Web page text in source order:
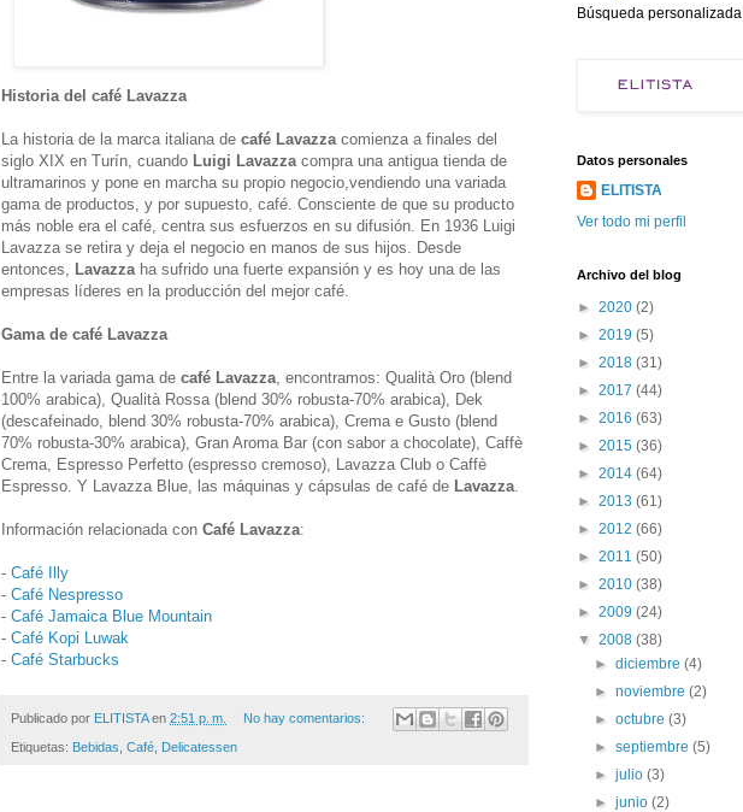
Historia del café Lavazza
La historia de la marca italiana de café Lavazza comienza a finales del
siglo XIX en Turín, cuando Luigi Lavazza compra una antigua tienda de
ultramarinos y pone en marcha su propio negocio,vendiendo una variada
gama de productos, y por supuesto, café. Consciente de que su producto
más noble era el café, centra sus esfuerzos en su difusión. En 1936 Luigi
Lavazza se retira y deja el negocio en manos de sus hijos. Desde
entonces, Lavazza ha sufrido una fuerte expansión y es hoy una de las
empresas líderes en la producción del mejor café.
Gama de café Lavazza
Entre la variada gama de café Lavazza , encontramos: Qualità Oro (blend
100% arabica), Qualità Rossa (blend 30% robusta-70% arabica), Dek
(descafeinado, blend 30% robusta-70% arabica), Crema e Gusto (blend
70% robusta-30% arabica), Gran Aroma Bar (con sabor a chocolate), Caffè
Crema, Espresso Perfetto (espresso cremoso), Lavazza Club o Caffè
Espresso. Y Lavazza Blue, las máquinas y cápsulas de café de Lavazza
Información relacionada con Café Lavazza:
- Café Illy
- Café Nespresso
- Café Jamaica Blue Mountain
- Café Kopi Luwak
- Café Starbucks
Publicado por ELITISTA en 2:51 p. m. No hay comentarios:
Etiquetas: Bebidas Café Delicatessen
Búsqueda personalizada
Datos personales
ELITISTA
Ver todo mi perfil
Archivo del blog
► 2020 (2)
► 2019 (5)
► 2018 (31)
► 2017 (44)
► 2016 (63)
► 2015 (36)
► 2014 (64)
► 2013 (61)
► 2012 (66)
► 2011 (50)
► 2010 (38)
► 2009 (24)
▼ 2008 (38)
►diciembre(4)
►noviembre(2)
►octubre(3)
►septiembre(5)
►julio(3)
►junio(2)